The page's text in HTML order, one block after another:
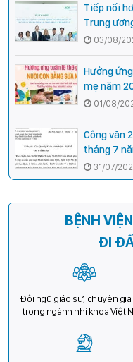
Tiếp nối
Trung
cường hợp
03/08/
Hưởng
mẹ năm
01/08/
Công văn
tháng 7
hành
bệnh,
31/07/
BỆNH
ĐI
Đội ngũ giáo sư, chuyên gia
trong ngành nhi khoa Việt